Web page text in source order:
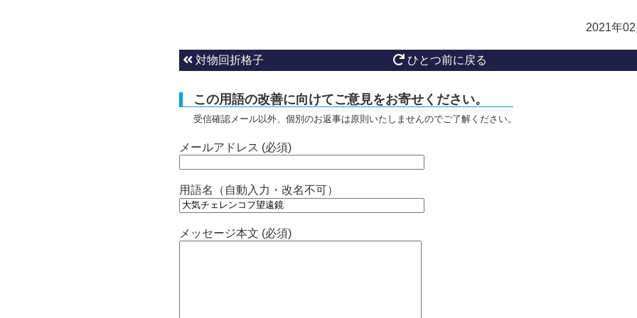
2021年
対物回折格子 ひとつ前に戻る
この用語の改善に向けてご意見をお寄せください。
受信確認メール以外、個別のお返事は原則いたしませんのでご了解ください。
メールアドレス (必須)
用語名（自動入力・改名不可）
メッセージ本文 (必須)